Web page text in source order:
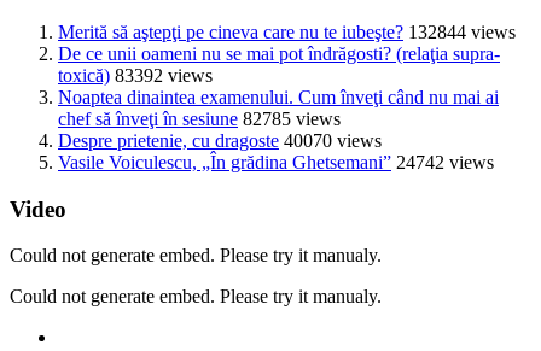
Merită să aştepţi pe cineva care nu te iubeşte? 132844 views
De ce unii oameni nu se mai pot îndrăgosti? (relaţia supra-
toxică) 83392 views
Noaptea dinaintea examenului. Cum înveţi când nu mai ai
chef să înveţi în sesiune 82785 views
Despre prietenie, cu dragoste 40070 views
Vasile Voiculescu, „În grădina Ghetsemani” 24742 views
Video
Could not generate embed. Please try it manualy.
Could not generate embed. Please try it manualy.